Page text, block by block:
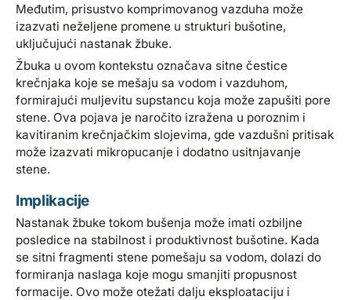
Međutim, prisustvo komprimovanog vazduha može
izazvati neželjene promene u strukturi bušotine,
uključujući nastanak žbuke.
Žbuka u ovom kontekstu označava sitne čestice
krečnjaka koje se mešaju sa vodom i vazduhom,
formirajući muljevitu supstancu koja može zapušiti pore
stene. Ova pojava je naročito izražena u poroznim i
kavitiranim krečnjačkim slojevima, gde vazdušni pritisak
može izazvati mikropucanje i dodatno usitnjavanje
stene.
Implikacije
Nastanak žbuke tokom bušenja može imati ozbiljne
posledice na stabilnost i produktivnost bušotine. Kada
se sitni fragmenti stene pomešaju sa vodom, dolazi do
formiranja naslaga koje mogu smanjiti propusnost
formacije. Ovo može otežati dalju eksploataciju i